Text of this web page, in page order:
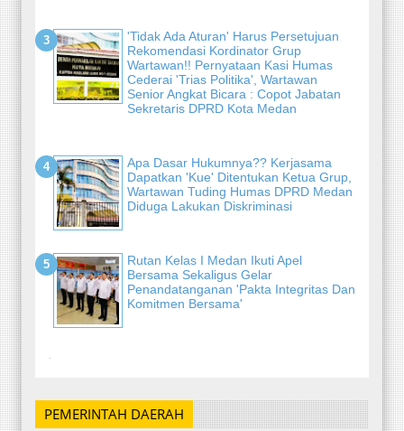
'Tidak Ada Aturan' Harus Persetujuan
Rekomendasi Kordinator Grup
Wartawan!! Pernyataan Kasi Humas
Cederai 'Trias Politika', Wartawan
Senior Angkat Bicara : Copot Jabatan
Sekretaris DPRD Kota Medan
Apa Dasar Hukumnya?? Kerjasama
Dapatkan 'Kue' Ditentukan Ketua Grup,
Wartawan Tuding Humas DPRD Medan
Diduga Lakukan Diskriminasi
Rutan Kelas I Medan Ikuti Apel
Bersama Sekaligus Gelar
Penandatanganan 'Pakta Integritas Dan
Komitmen Bersama'
-
PEMERINTAH DAERAH